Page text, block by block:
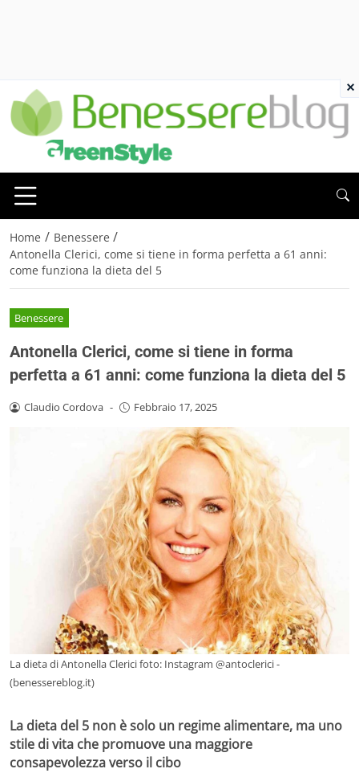
Home / Benessere /
Antonella Clerici, come si tiene in forma perfetta a 61 anni:
come funziona la dieta del 5
Benessere
Antonella Clerici, come si tiene in forma
perfetta a 61 anni: come funziona la dieta del 5
Claudio Cordova - Febbraio 17, 2025
La dieta di Antonella Clerici foto: Instagram @antoclerici -
(benessereblog.it)
La dieta del 5 non è solo un regime alimentare, ma uno
stile di vita che promuove una maggiore
consapevolezza verso il cibo
×